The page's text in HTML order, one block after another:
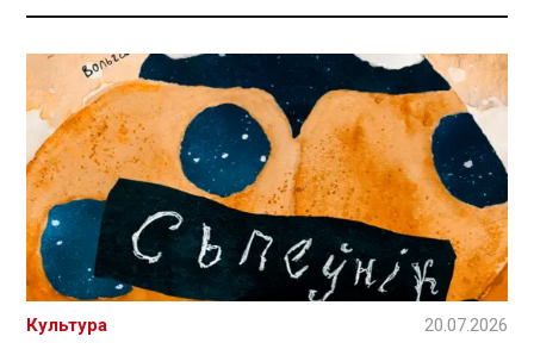
Культура 20.07.2026